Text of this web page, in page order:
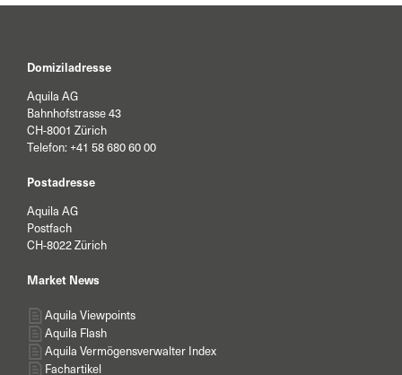
Domiziladresse
Aquila AG
Bahnhofstrasse 43
CH-8001 Zürich
Telefon: +41 58 680 60 00
Postadresse
Aquila AG
Postfach
CH-8022 Zürich
Market News
Aquila Viewpoints
Aquila Flash
Aquila Vermögensverwalter Index
Fachartikel